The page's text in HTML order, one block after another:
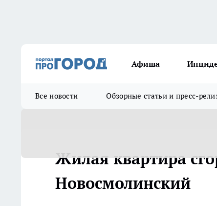
Афиша
Все новости Обзорные статьи и пресс-
Жилая квартира
Новосмолинский